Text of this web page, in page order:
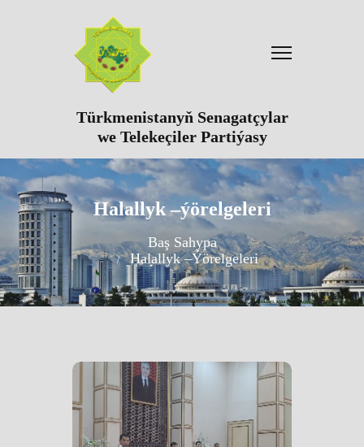
Türkmenistanyň Senagatçylar
we Telekeçiler Partiýasy
Halallyk –ýörelgeleri
Baş Sahypa
Halallyk –ýörelgeleri